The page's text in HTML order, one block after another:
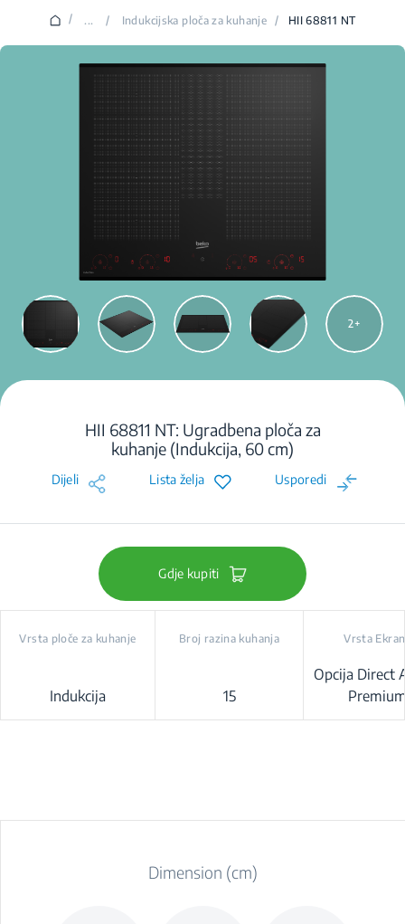
/ ... / Indukcijska ploča za kuhanje / HII 68811 NT
2
HII 68811 NT: Ugradbena ploča za
kuhanje (Indukcija, 60 cm)
Dijeli Lista želja Usporedi
Gdje kupiti
Vrsta ploče za kuhanje
Indukcija
Broj razina kuhanja
15
Vrsta
Opcija Direct
Dimension (cm)